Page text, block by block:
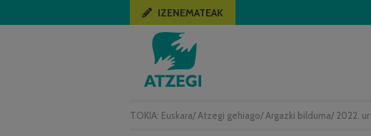
TOKIA: Euskara/ Atzegi gehiago/ Argazki bilduma/ 2022.
IZENEMATEAK